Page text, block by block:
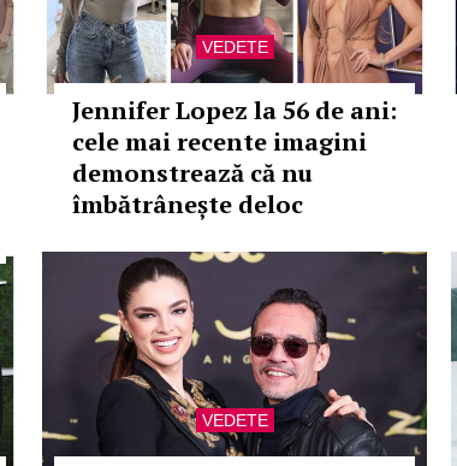
VEDETE
Jennifer Lopez la 56 de ani:
cele mai recente imagini
demonstrează că nu
îmbătrânește deloc
VEDETE